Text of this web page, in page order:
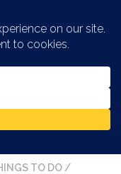
EN
/FERIAS EN
TO DO /